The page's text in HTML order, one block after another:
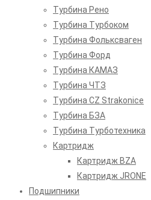
Турбина Рено
Турбина Турбоком
Турбина Фольксваген
Турбина Форд
Турбина КАМАЗ
Турбина ЧТЗ
Турбина CZ Strakonice
Турбина БЗА
Турбина Турботехника
Картридж
Картридж BZA
Картридж JRONE
Подшипники